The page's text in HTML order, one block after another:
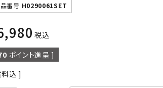
番号 H0290061SET
税込
ポイント進呈 ]
込